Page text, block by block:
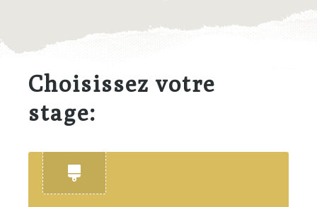
Choisissez votre
stage: